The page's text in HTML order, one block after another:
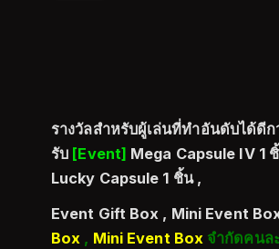
รางวัลสำหรับผู้เล่นที่ทำอันดับได้ดี
รับ [Event] Mega Capsule IV 1
Lucky Capsule 1 ชิ้น ,
Event Gift Box , Mini Event
Box , Mini Event Box จำกัดคนล